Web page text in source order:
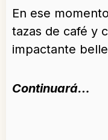
En ese
tazas de café y
impactante
Continuará…